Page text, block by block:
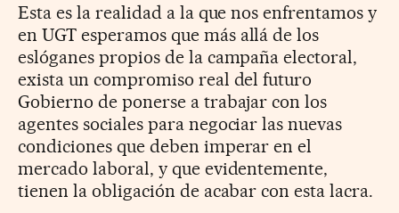
Esta es la realidad a la que nos enfrentamos y
en UGT esperamos que más allá de los
eslóganes propios de la campaña electoral,
exista un compromiso real del futuro
Gobierno de ponerse a trabajar con los
agentes sociales para negociar las nuevas
condiciones que deben imperar en el
mercado laboral, y que evidentemente,
tienen la obligación de acabar con esta lacra.